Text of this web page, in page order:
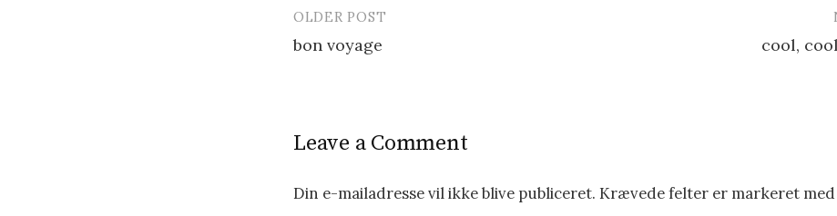
s
t
OLDER POST
bon voyage cool,
Leave a Comment
Din e-mailadresse vil ikke blive publiceret. Krævede felter er markeret med